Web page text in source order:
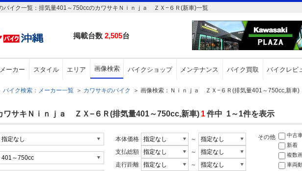
バイク一覧：排気量401～750ccのカワサキＮｉｎｊａ ＺＸ−６Ｒ(新車)一覧
掲載台数 2,505台
メーカー スタイル エリア 画像検索 バイクショップ メンテナンス バイク買取 バイクレビ
バイク検索：メーカー一覧 ＞ カワサキのバイク ＞ 画像検索：Ｎｉｎｊａ ＺＸ−６Ｒ(排気量401～750cc,新車)
ワサキＮｉｎｊａ ＺＸ−６Ｒ(排気量401～750cc,新車) 1件中 1～1件を表示
本体価格
～
支払総額
～
走行距離
～
その他 中古
新着
複数
車両